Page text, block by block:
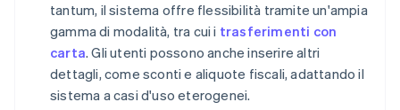
tantum, il sistema offre flessibilità tramite un'ampia
gamma di modalità, tra cui i trasferimenti con
carta. Gli utenti possono anche inserire altri
dettagli, come sconti e aliquote fiscali, adattando il
sistema a casi d'uso eterogenei.